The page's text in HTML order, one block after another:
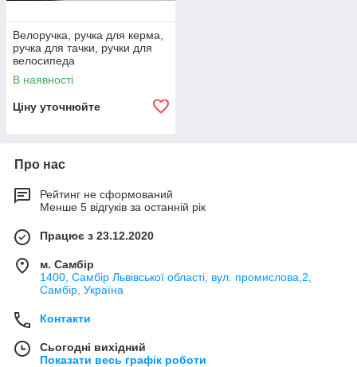
Велоручка, ручка для керма,
ручка для тачки, ручки для
велосипеда
В наявності
Ціну уточнюйте
Про нас
Рейтинг не сформований
Менше 5 відгуків за останній рік
Працює з 23.12.2020
м. Самбір
1400, Самбір Львівської області, вул. промислова,2,
Самбір, Україна
Контакти
Сьогодні вихідний
Показати весь графік роботи